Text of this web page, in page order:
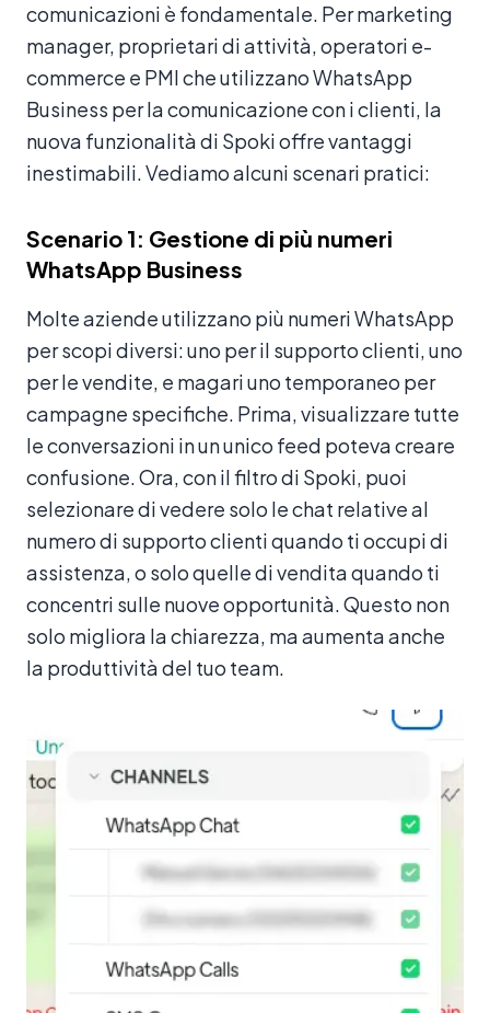
comunicazioni è fondamentale. Per marketing
manager, proprietari di attività, operatori e-
commerce e PMI che utilizzano WhatsApp
Business per la comunicazione con i clienti, la
nuova funzionalità di Spoki offre vantaggi
inestimabili. Vediamo alcuni scenari pratici:
Scenario 1: Gestione di più numeri
WhatsApp Business
Molte aziende utilizzano più numeri WhatsApp
per scopi diversi: uno per il supporto clienti, uno
per le vendite, e magari uno temporaneo per
campagne specifiche. Prima, visualizzare tutte
le conversazioni in un unico feed poteva creare
confusione. Ora, con il filtro di Spoki, puoi
selezionare di vedere solo le chat relative al
numero di supporto clienti quando ti occupi di
assistenza, o solo quelle di vendita quando ti
concentri sulle nuove opportunità. Questo non
solo migliora la chiarezza, ma aumenta anche
la produttività del tuo team.